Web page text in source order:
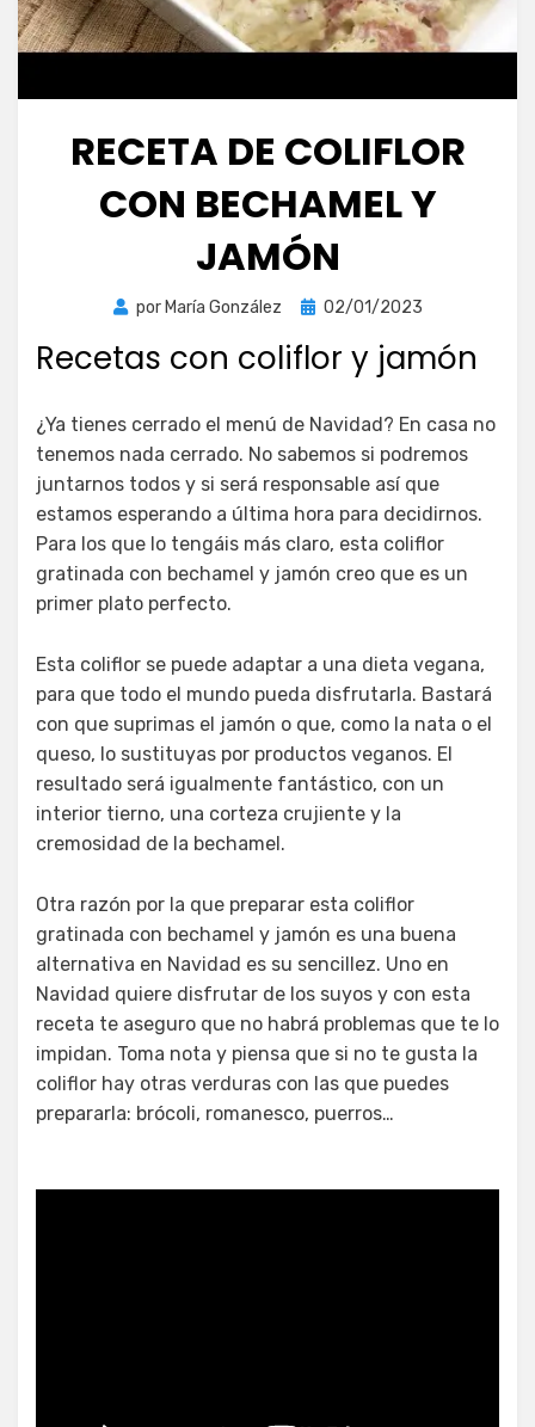
RECETA DE COLIFLOR
CON BECHAMEL Y
JAMÓN
por María González
Publicada
02/01/2023
Recetas con coliflor y jamón
¿Ya tienes cerrado el menú de Navidad? En casa no
tenemos nada cerrado. No sabemos si podremos
juntarnos todos y si será responsable así que
estamos esperando a última hora para decidirnos.
Para los que lo tengáis más claro, esta coliflor
gratinada con bechamel y jamón creo que es un
primer plato perfecto.
Esta coliflor se puede adaptar a una dieta vegana,
para que todo el mundo pueda disfrutarla. Bastará
con que suprimas el jamón o que, como la nata o el
queso, lo sustituyas por productos veganos. El
resultado será igualmente fantástico, con un
interior tierno, una corteza crujiente y la
cremosidad de la bechamel.
Otra razón por la que preparar esta coliflor
gratinada con bechamel y jamón es una buena
alternativa en Navidad es su sencillez. Uno en
Navidad quiere disfrutar de los suyos y con esta
receta te aseguro que no habrá problemas que te lo
impidan. Toma nota y piensa que si no te gusta la
coliflor hay otras verduras con las que puedes
prepararla: brócoli, romanesco, puerros…